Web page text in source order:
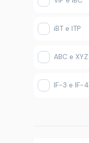
iBT e ITP
ABC e XYZ
IF-3 e IF-4